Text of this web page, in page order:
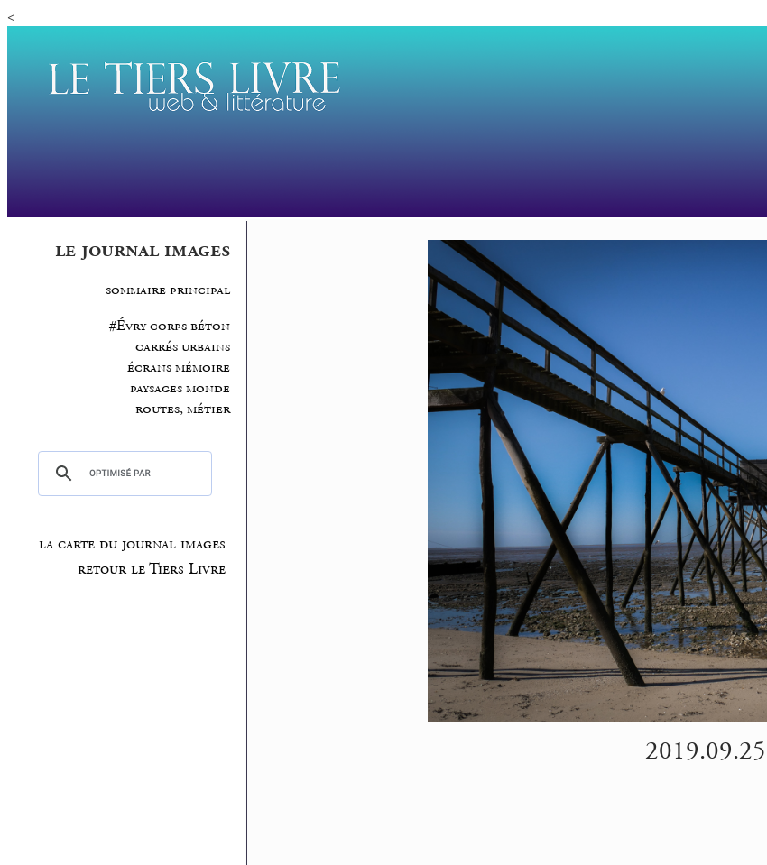
<
le journal images
sommaire principal
#Évry corps béton
carrés urbains
écrans mémoire
paysages monde
routes, métier
la carte du journal images
retour le Tiers Livre